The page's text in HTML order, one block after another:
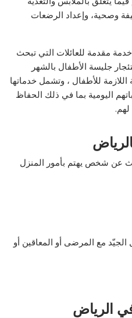
وصحية، وإعداد الرضعات
مقدمة للعائلات التي تبحث
جليسة الأطفال بالشهر
للأطفال ، وتشمل خدماتها
اليومية بما في ذلك الحفاظ
عن شخص يهتم بأمور المنزل
الجيّد مع المرضى أو المعاقين أو
الرياض